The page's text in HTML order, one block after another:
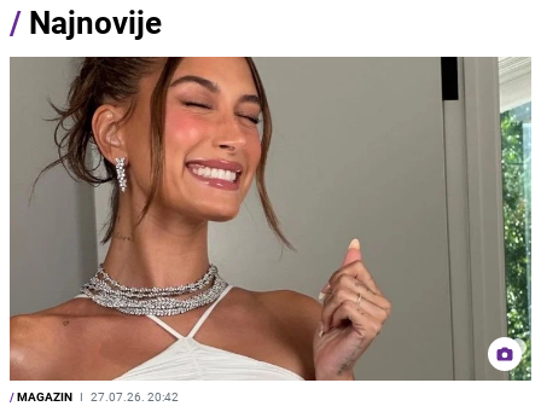
/ Najnovije
/MAGAZIN I 27.07.26. 20:42